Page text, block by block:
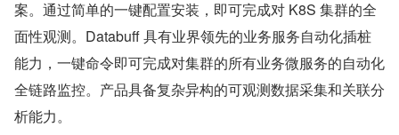
案。通过简单的一键配置安装，即可完成对 K8S 集群的全
面性观测。Databuff 具有业界领先的业务服务自动化插桩
能力，一键命令即可完成对集群的所有业务微服务的自动化
全链路监控。产品具备复杂异构的可观测数据采集和关联分
析能力。